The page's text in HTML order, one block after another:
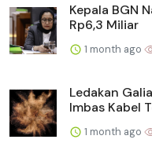
Kepala BGN
Rp6,3 Miliar
1 month ago
Ledakan
Imbas Kabel
1 month ago